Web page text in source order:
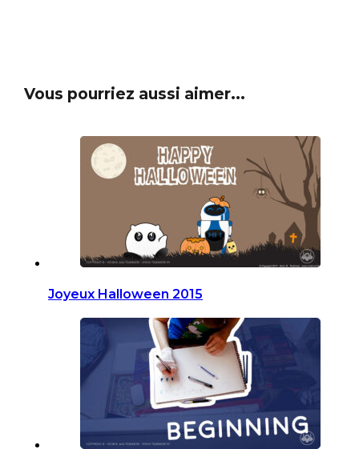
Vous pourriez aussi aimer...
Joyeux Halloween 2015